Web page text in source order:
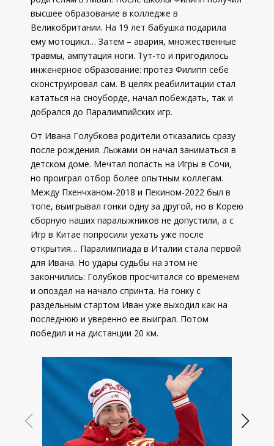
высшее образование в колледже в
Великобритании. На 19 лет бабушка подарила
ему мотоцикл… Затем – авария, множественные
травмы, ампутация ноги. Тут-то и пригодилось
инженерное образование: протез Филипп себе
сконструировал сам. В целях реабилитации стал
кататься на сноуборде, начал побеждать, так и
добрался до Паралимпийских игр.
От Ивана Голубкова родители отказались сразу
после рождения. Лыжами он начал заниматься в
детском доме. Мечтал попасть на Игры в Сочи,
но проиграл отбор более опытным коллегам.
Между Пхенчханом-2018 и Пекином-2022 был в
топе, выигрывал гонки одну за другой, но в Корею
сборную наших паралыжников не допустили, а с
Игр в Китае попросили уехать уже после
открытия… Паралимпиада в Италии стала первой
для Ивана. Но удары судьбы на этом не
закончились: Голубков просчитался со временем
и опоздал на начало спринта. На гонку с
раздельным стартом Иван уже выходил как на
последнюю и уверенно ее выиграл. Потом
победил и на дистанции 20 км.